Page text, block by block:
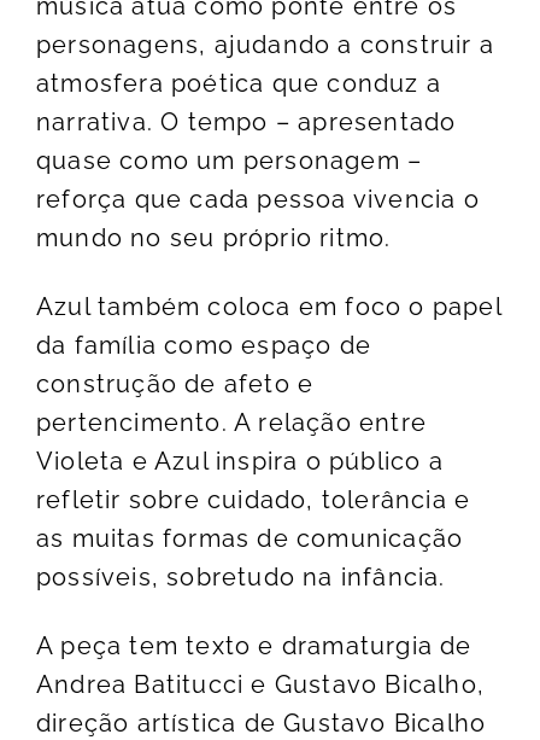
música atua como ponte entre os
personagens, ajudando a construir a
atmosfera poética que conduz a
narrativa. O tempo – apresentado
quase como um personagem –
reforça que cada pessoa vivencia o
mundo no seu próprio ritmo.
Azul também coloca em foco o papel
da família como espaço de
construção de afeto e
pertencimento. A relação entre
Violeta e Azul inspira o público a
refletir sobre cuidado, tolerância e
as muitas formas de comunicação
possíveis, sobretudo na infância.
A peça tem texto e dramaturgia de
Andrea Batitucci e Gustavo Bicalho,
direção artística de Gustavo Bicalho